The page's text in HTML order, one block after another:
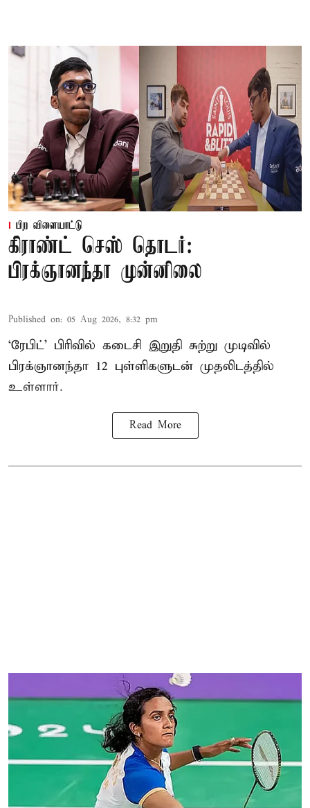
பிற விளையாட்டு
கிராண்ட் செஸ் தொடர்:
பிரக்ஞானந்தா முன்னிலை
Published on: 05 Aug 2026, 8:32 pm
‘ரேபிட்’ பிரிவில் கடைசி இறுதி சுற்று முடிவில்
பிரக்ஞானந்தா 12 புள்ளிகளுடன் முதலிடத்தில்
உள்ளார்.
Read More